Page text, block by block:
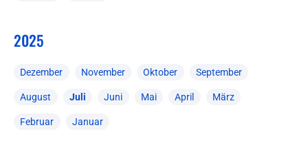
2025
Dezember November Oktober September
August Juli Juni Mai April März
Februar Januar